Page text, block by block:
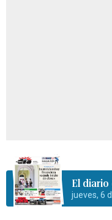
El diario
jueves, 6